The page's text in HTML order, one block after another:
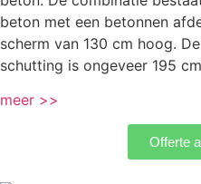
beton met een betonnen
scherm van 130 cm hoog.
schutting is ongeveer 195
meer >>
Offerte